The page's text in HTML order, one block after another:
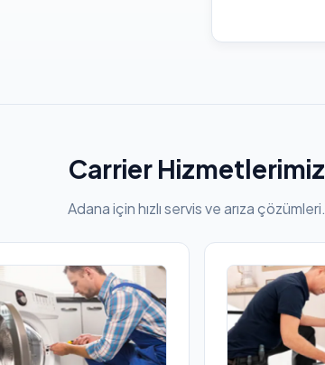
Carrier Hizmetlerimiz
Adana için hızlı servis ve arıza çözümleri.